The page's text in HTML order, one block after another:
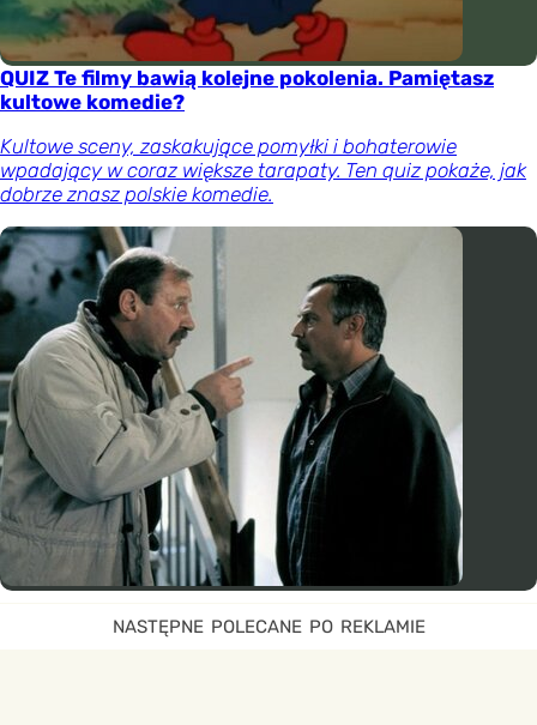
QUIZ Te filmy bawią kolejne pokolenia. Pamiętasz
kultowe komedie?
Kultowe sceny, zaskakujące pomyłki i bohaterowie
wpadający w coraz większe tarapaty. Ten quiz pokaże, jak
dobrze znasz polskie komedie.